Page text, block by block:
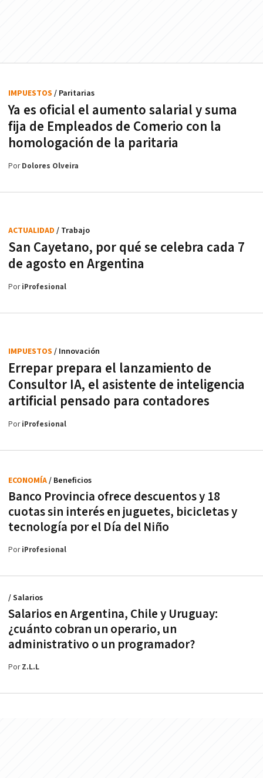
Ya es oficial el aumento salarial y suma
fija de Empleados de Comerio con la
homologación de la paritaria
IMPUESTOS / Paritarias
PorDolores Olveira
San Cayetano, por qué se celebra cada 7
de agosto en Argentina
ACTUALIDAD / Trabajo
PoriProfesional
Errepar prepara el lanzamiento de
Consultor IA, el asistente de inteligencia
artificial pensado para contadores
IMPUESTOS / Innovación
PoriProfesional
Banco Provincia ofrece descuentos y 18
cuotas sin interés en juguetes, bicicletas y
tecnología por el Día del Niño
ECONOMÍA/ Beneficios
PoriProfesional
Salarios en Argentina, Chile y Uruguay:
¿cuánto cobran un operario, un
administrativo o un programador?
/ Salarios
PorZ.L.L